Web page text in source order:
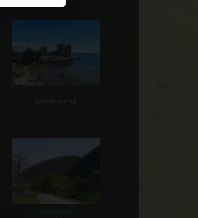
Vir
Kaštelina erőd
Ósebeshely